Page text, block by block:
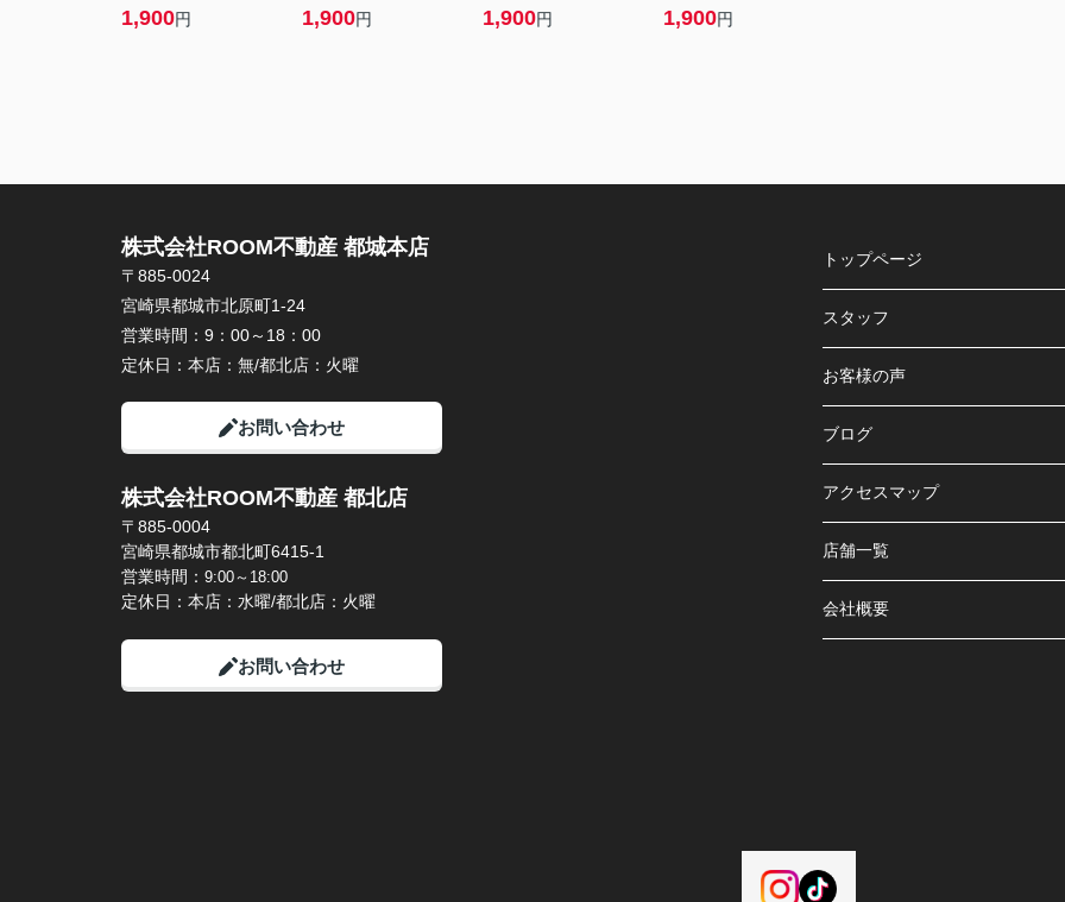
1,900円 1,900円 1,900円 1,900円
株式会社ROOM不動産 都城本店
〒885-0024
宮崎県都城市北原町1-24
営業時間： 9：00～18：00
定休日： 本店：無/都北店：火曜
お問い合わせ
株式会社ROOM不動産 都北店
〒885-0004
宮崎県都城市都北町6415-1
営業時間： 9:00～18:00
定休日：本店：水曜/都北店：火曜
お問い合わせ
トップページ
スタッフ
お客様の声
ブログ
アクセスマップ
店舗一覧
会社概要